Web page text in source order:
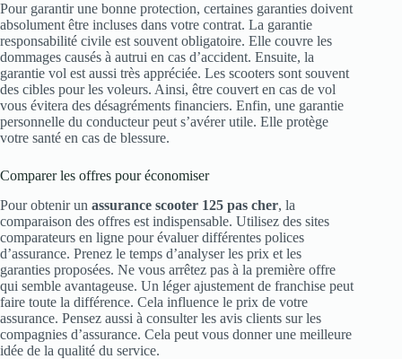
Pour garantir une bonne protection, certaines garanties doivent
absolument être incluses dans votre contrat. La garantie
responsabilité civile est souvent obligatoire. Elle couvre les
dommages causés à autrui en cas d’accident. Ensuite, la
garantie vol est aussi très appréciée. Les scooters sont souvent
des cibles pour les voleurs. Ainsi, être couvert en cas de vol
vous évitera des désagréments financiers. Enfin, une garantie
personnelle du conducteur peut s’avérer utile. Elle protège
votre santé en cas de blessure.
Comparer les offres pour économiser
Pour obtenir un assurance scooter 125 pas cher, la
comparaison des offres est indispensable. Utilisez des sites
comparateurs en ligne pour évaluer différentes polices
d’assurance. Prenez le temps d’analyser les prix et les
garanties proposées. Ne vous arrêtez pas à la première offre
qui semble avantageuse. Un léger ajustement de franchise peut
faire toute la différence. Cela influence le prix de votre
assurance. Pensez aussi à consulter les avis clients sur les
compagnies d’assurance. Cela peut vous donner une meilleure
idée de la qualité du service.